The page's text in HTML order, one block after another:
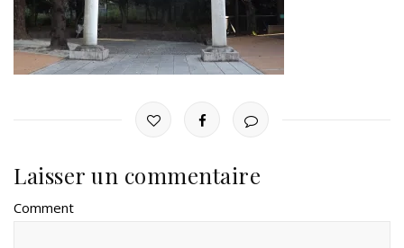
Laisser un commentaire
Comment